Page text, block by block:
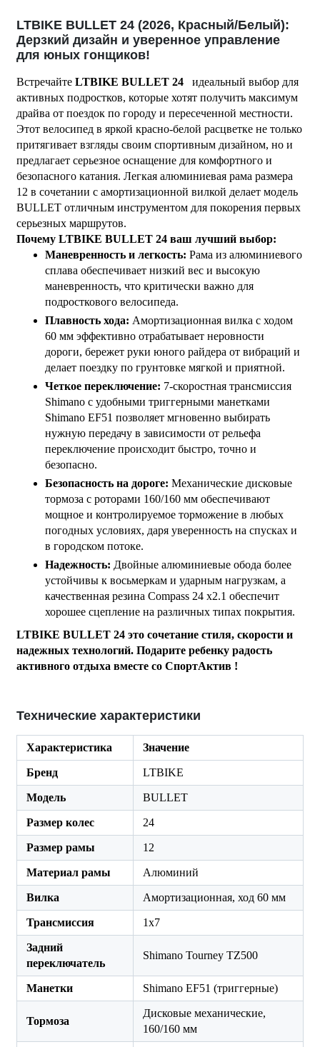
LTBIKE BULLET 24 (2026, Красный/Белый):
Дерзкий дизайн и уверенное управление
для юных гонщиков!
Встречайте LTBIKE BULLET 24
идеальный выбор для
активных подростков, которые хотят получить максимум
драйва от поездок по городу и пересеченной местности.
Этот велосипед в яркой красно-белой расцветке не только
притягивает взгляды своим спортивным дизайном, но и
предлагает серьезное оснащение для комфортного и
безопасного катания. Легкая алюминиевая рама размера
12 в сочетании с амортизационной вилкой делает модель
BULLET отличным инструментом для покорения первых
серьезных маршрутов.
Почему LTBIKE BULLET 24 ваш лучший выбор:
Маневренность и легкость: Рама из алюминиевого
сплава обеспечивает низкий вес и высокую
маневренность, что критически важно для
подросткового велосипеда.
Плавность хода: Амортизационная вилка с ходом
60 мм эффективно отрабатывает неровности
дороги, бережет руки юного райдера от вибраций и
делает поездку по грунтовке мягкой и приятной.
Четкое переключение: 7-скоростная трансмиссия
Shimano с удобными триггерными манетками
Shimano EF51 позволяет мгновенно выбирать
нужную передачу в зависимости от рельефа
переключение происходит быстро, точно и
безопасно.
Безопасность на дороге: Механические дисковые
тормоза с роторами 160/160 мм обеспечивают
мощное и контролируемое торможение в любых
погодных условиях, даря уверенность на спусках и
в городском потоке.
Надежность: Двойные алюминиевые обода более
устойчивы к восьмеркам и ударным нагрузкам, а
качественная резина Compass 24 x2.1 обеспечит
хорошее сцепление на различных типах покрытия.
LTBIKE BULLET 24 это сочетание стиля, скорости и
надежных технологий. Подарите ребенку радость
активного отдыха вместе со СпортАктив !
Технические характеристики
Характеристика Значение
Бренд LTBIKE
Модель BULLET
Размер колес 24
Размер рамы 12
Материал рамы Алюминий
Вилка Амортизационная, ход 60 мм
Трансмиссия 1x7
Задний
переключатель
Shimano Tourney TZ500
Манетки Shimano EF51 (триггерные)
Тормоза
Дисковые механические,
160/160 мм